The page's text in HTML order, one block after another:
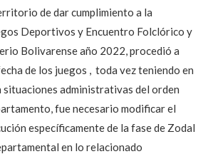
de dar cumplimiento a la
Deportivos y Encuentro Folclórico y
Bolivarense año 2022, procedió a
de los juegos , toda vez teniendo en
situaciones administrativas del orden
fue necesario modificar el
específicamente de la fase de Zodal
en lo relacionado